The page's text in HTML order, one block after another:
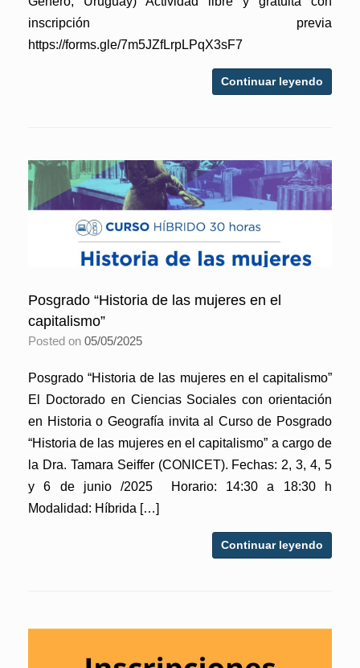
inscripción previa
https://forms.gle/7m5JZfLrpLPqX3sF7
Continuar leyendo
Posgrado “Historia de las mujeres en el
capitalismo”
Posted on 05/05/2025
Posgrado “Historia de las mujeres en el capitalismo”
El Doctorado en Ciencias Sociales con orientación
en Historia o Geografía invita al Curso de Posgrado
“Historia de las mujeres en el capitalismo” a cargo de
la Dra. Tamara Seiffer (CONICET). Fechas: 2, 3, 4, 5
y 6 de junio /2025 Horario: 14:30 a 18:30 h
Modalidad: Híbrida […]
Continuar leyendo